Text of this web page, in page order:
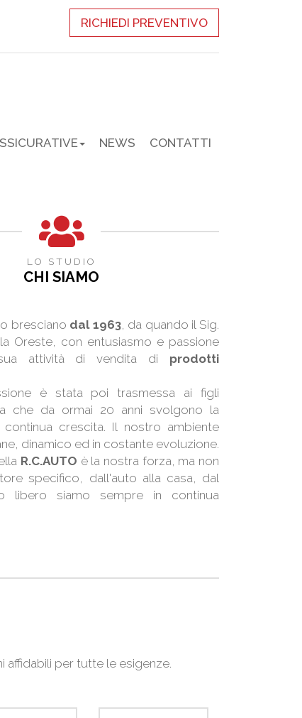
RICHIEDI PREVENTIVO
NEWS CONTATTI
LO STUDIO
CHI SIAMO
bresciano dal 1963, da quando il Sig.
Oreste, con entusiasmo e passione
attività di vendita di prodotti
è stata poi trasmessa ai figli
che da ormai 20 anni svolgono la
crescita. Il nostro ambiente
dinamico ed in costante evoluzione.
R.C.AUTO è la nostra forza, ma non
specifico, dall'auto alla casa, dal
libero siamo sempre in continua
per tutte le esigenze.